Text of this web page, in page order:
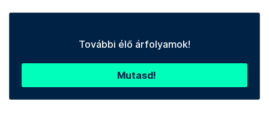
További élő árfolyamok!
Mutasd!